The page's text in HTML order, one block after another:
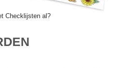
Checklijsten al?